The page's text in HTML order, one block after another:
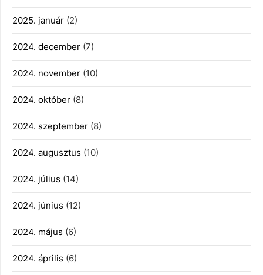
2025. január (2)
2024. december (7)
2024. november (10)
2024. október (8)
2024. szeptember (8)
2024. augusztus (10)
2024. július (14)
2024. június (12)
2024. május (6)
2024. április (6)